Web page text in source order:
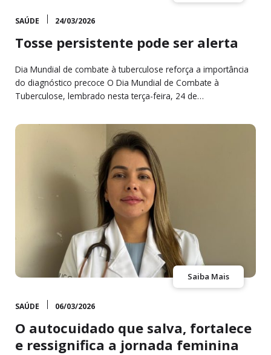
SAÚDE 24/03/2026
Tosse persistente pode ser alerta
Dia Mundial de combate à tuberculose reforça a importância
do diagnóstico precoce O Dia Mundial de Combate à
Tuberculose, lembrado nesta terça-feira, 24 de…
Saiba Mais
SAÚDE 06/03/2026
O autocuidado que salva, fortalece
e ressignifica a jornada feminina